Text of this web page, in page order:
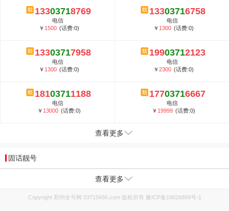
13303718769
电信
￥ 1500 (话费:0)
13303716758
电信
￥ 1300 (话费:0)
13303717958
电信
￥ 1300 (话费:0)
19903712123
电信
￥2300 (话费:0)
18103711188
电信
￥ 13000 (话费:0)
17703716667
电信
￥ 19999 (话费:0)
查看更多
固话靓号
查看更多
Copyright 郑州全号网 03715666.com 版权所有 豫ICP备19026889号-1